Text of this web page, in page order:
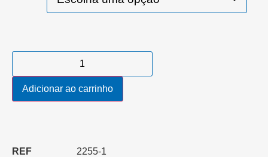
Adicionar ao carrinho
REF
2255-1